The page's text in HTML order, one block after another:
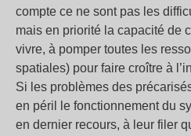
compte ce ne sont pas les
mais en priorité la capacité de
vivre, à pomper toutes les
spatiales) pour faire croître à
Si les problèmes des
en péril le fonctionnement du
en dernier recours, à leur filer